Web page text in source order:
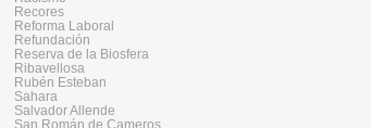
Recores
Reforma Laboral
Refundación
Reserva de la Biosfera
Ribavellosa
Rubén Esteban
Sahara
Salvador Allende
San Román de Cameros